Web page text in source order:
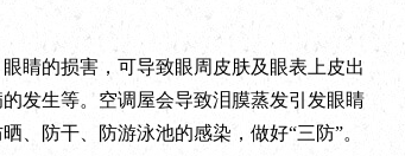
的损害，可导致眼周皮肤及眼表上皮出
发生等。空调屋会导致泪膜蒸发引发眼睛
、防干、防游泳池的感染，做好“三防”。